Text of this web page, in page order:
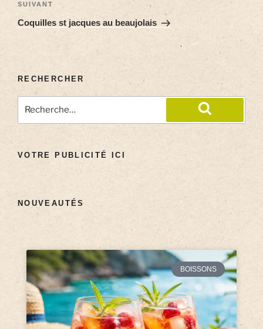
SUIVANT
Coquilles st jacques au beaujolais
RECHERCHER
VOTRE PUBLICITÉ ICI
NOUVEAUTÉS
BOISSONS